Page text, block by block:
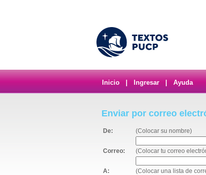
Inicio Ingresar Ayuda
Enviar por correo
De: (Colocar su nombre)
Correo: (Colocar tu correo
A: (Colocar una lista de